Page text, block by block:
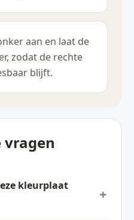
aan en laat de
zodat de rechte
blijft.
vragen
kleurplaat